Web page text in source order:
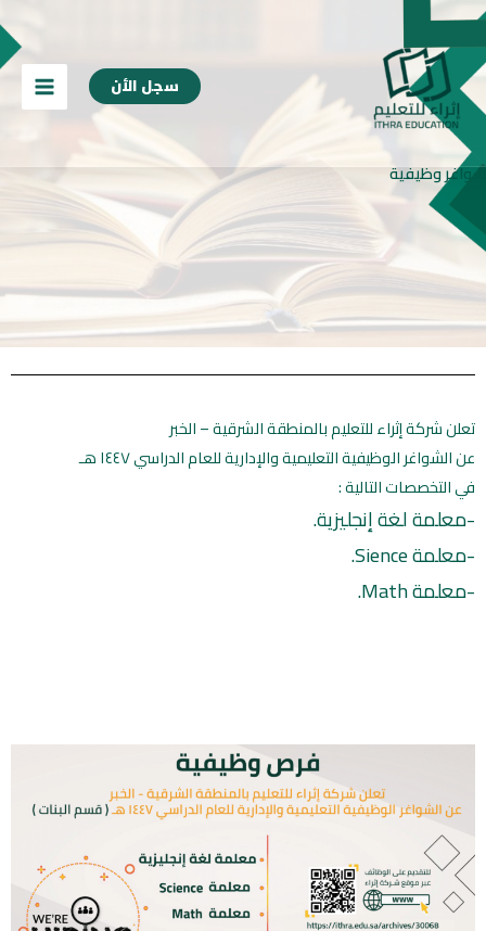
content
تخطي
إلى
المحتوى
سجل الأن
شواغر وظيفية
تعلن شركة إثراء للتعليم بالمنطقة الشرقية – الخبر
‏عن الشواغر الوظيفية التعليمية والإدارية للعام الدراسي ١٤٤٧ هـ
‏في التخصصات التالية :
-معلمة لغة إنجليزية.
-معلمة Sience.
-معلمة Math.